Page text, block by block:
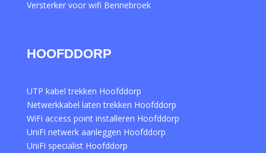
Versterker voor wifi Bennebroek
HOOFDDORP
UTP kabel trekken Hoofddorp
Netwerkkabel laten trekken Hoofddorp
WiFi access point installeren Hoofddorp
UniFi netwerk aanleggen Hoofddorp
UniFi specialist Hoofddorp